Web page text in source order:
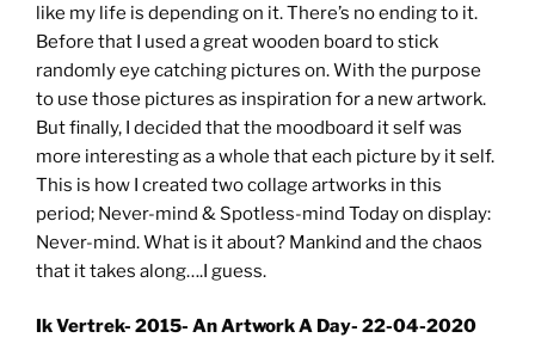
like my life is depending on it. There’s no ending to it.
Before that I used a great wooden board to stick
randomly eye catching pictures on. With the purpose
to use those pictures as inspiration for a new artwork.
But finally, I decided that the moodboard it self was
more interesting as a whole that each picture by it self.
This is how I created two collage artworks in this
period; Never-mind & Spotless-mind Today on display:
Never-mind. What is it about? Mankind and the chaos
that it takes along….I guess.
Ik Vertrek- 2015- An Artwork A Day- 22-04-2020